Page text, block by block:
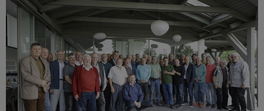
Jegyek
FM YouTube +